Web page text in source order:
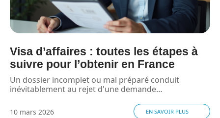
Visa d’affaires : toutes les étapes à
suivre pour l’obtenir en France
Un dossier incomplet ou mal préparé conduit
inévitablement au rejet d'une demande…
10 mars 2026 EN SAVOIR PLUS